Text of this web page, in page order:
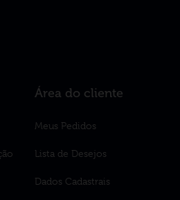
Área do cliente
Meus Pedidos
Lista de Desejos
Dados Cadastrais